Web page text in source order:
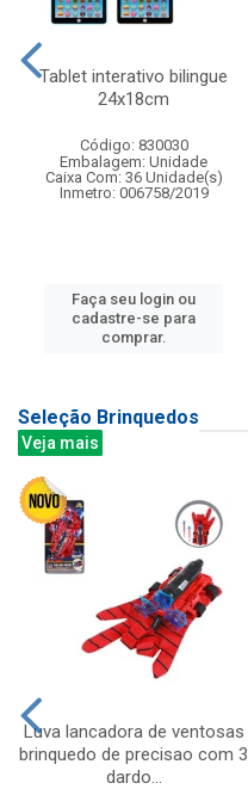
Tablet interativo bilingue
24x18cm
Código: 830030
Embalagem: Unidade
Caixa Com: 36 Unidade(s)
Inmetro: 006758/2019
Faça seu login ou
cadastre-se para
comprar.
Seleção Brinquedos
Veja mais
Luva lancadora de ventosas
brinquedo de precisao com 3
dardo...